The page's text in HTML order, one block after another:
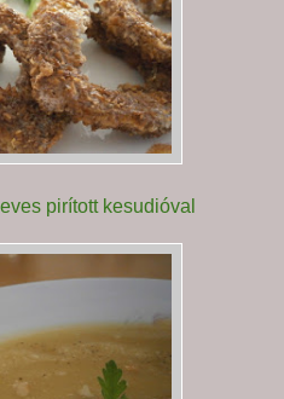
pirított kesudióval